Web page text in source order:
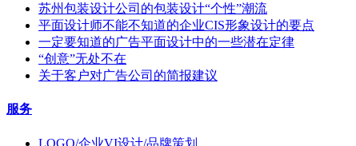
苏州包装设计公司的包装设计“个性”潮流
平面设计师不能不知道的企业CIS形象设计的要点
一定要知道的广告平面设计中的一些潜在定律
“创意”无处不在
关于客户对广告公司的简报建议
服务
LOGO/企业VI设计/品牌策划